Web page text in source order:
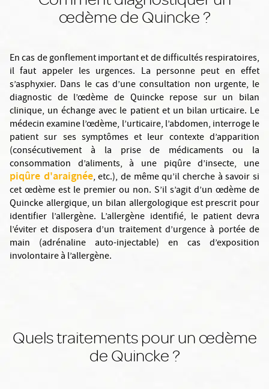
œdème de Quincke ?
En cas de gonflement important et de difficultés respiratoires,
il faut appeler les urgences. La personne peut en effet
s’asphyxier. Dans le cas d’une consultation non urgente, le
diagnostic de l’œdème de Quincke repose sur un bilan
clinique, un échange avec le patient et un bilan urticaire. Le
médecin examine l’œdème, l’urticaire, l’abdomen, interroge le
patient sur ses symptômes et leur contexte d’apparition
(consécutivement à la prise de médicaments ou la
consommation d’aliments, à une piqûre d’insecte, une
piqûre d'araignée, etc.), de même qu’il cherche à savoir si
cet œdème est le premier ou non. S’il s’agit d’un œdème de
Quincke allergique, un bilan allergologique est prescrit pour
identifier l’allergène. L’allergène identifié, le patient devra
l’éviter et disposera d’un traitement d’urgence à portée de
main (adrénaline auto-injectable) en cas d’exposition
involontaire à l’allergène.
Quels traitements pour un œdème
de Quincke ?